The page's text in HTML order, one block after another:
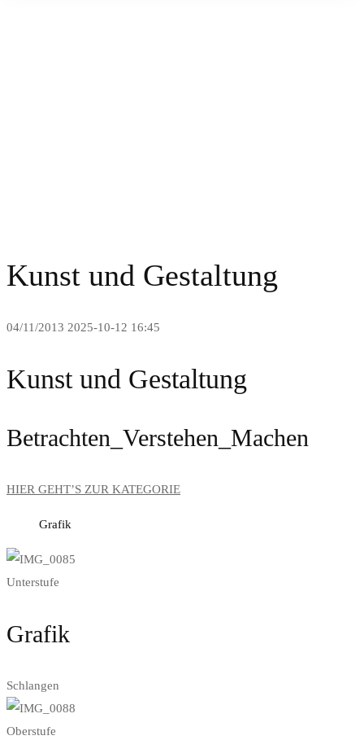
Kunst und Gestaltung
04/11/2013 2025-10-12 16:45
Kunst und Gestaltung
Betrachten_Verstehen_Machen
HIER GEHT’S ZUR KATEGORIE
Grafik
Unterstufe
Grafik
Schlangen
Oberstufe